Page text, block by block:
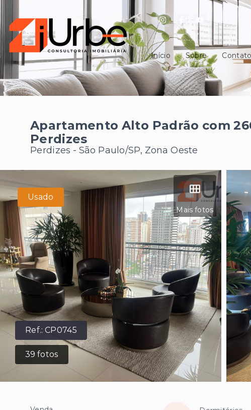
Início Sobre
Apartamento Alto Padrão com
Perdizes
Perdizes - São Paulo/SP, Zona Oeste
Ref.:CP0745
39 fotos
Mais fotos
Usado